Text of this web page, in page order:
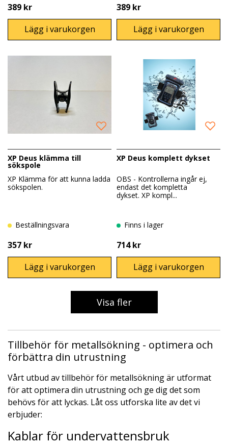
389 kr
Lägg i varukorgen
389 kr
Lägg i varukorgen
XP Deus klämma till
sökspole
XP Klämma för att kunna ladda
sökspolen.
Beställningsvara
357 kr
Lägg i varukorgen
XP Deus komplett dykset
OBS - Kontrollerna ingår ej,
endast det kompletta
dykset. XP kompl...
Finns i lager
714 kr
Lägg i varukorgen
Visa fler
Tillbehör för metallsökning - optimera och
förbättra din utrustning
Vårt utbud av tillbehör för metallsökning är utformat
för att optimera din utrustning och ge dig det som
behövs för att lyckas. Låt oss utforska lite av det vi
erbjuder:
Kablar för undervattensbruk